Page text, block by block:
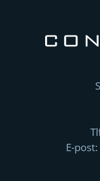
E-post: